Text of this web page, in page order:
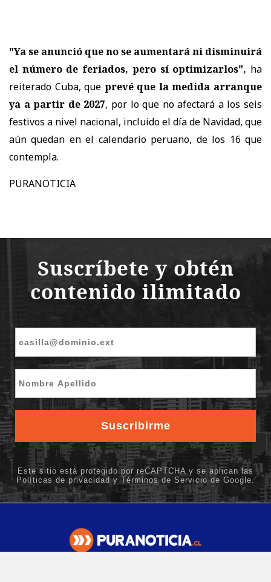
"Ya se anunció que no se aumentará ni disminuirá
el número de feriados, pero sí optimizarlos", ha
reiterado Cuba, que prevé que la medida arranque
ya a partir de 2027, por lo que no afectará a los seis
festivos a nivel nacional, incluido el día de Navidad, que
aún quedan en el calendario peruano, de los 16 que
contempla.
PURANOTICIA